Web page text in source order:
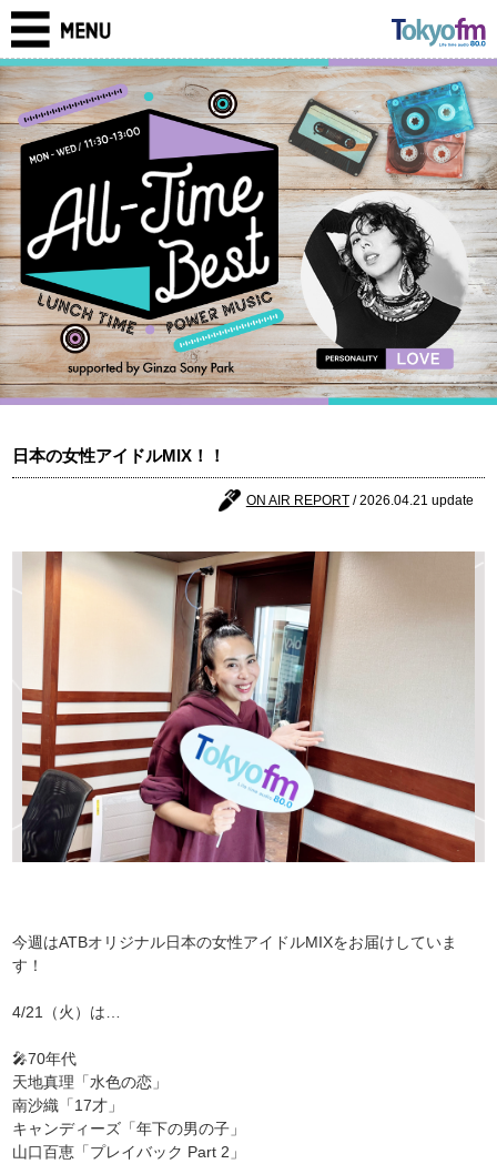
日本の女性アイドルMIX！！
ON AIR REPORT/ 2026.04.21 update
今週はATBオリジナル日本の女性アイドルMIXをお届けしていま
す！
4/21（火）は…
🎤70年代
天地真理「水色の恋」
南沙織「17才」
キャンディーズ「年下の男の子」
山口百恵「プレイバック Part 2」